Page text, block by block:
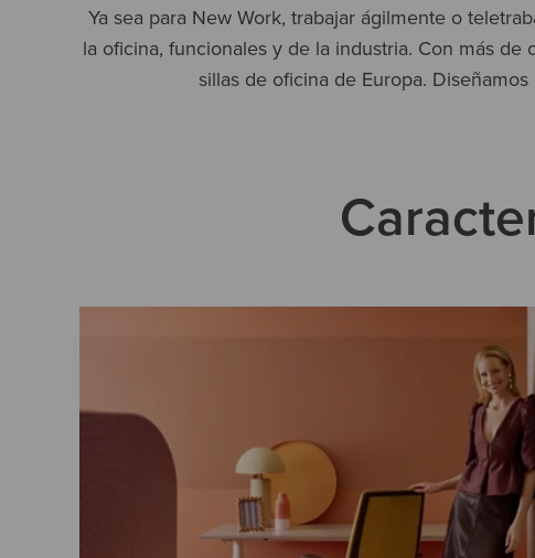
Ya sea para New Work, trabajar ágilmente o
la oficina, funcionales y de la industria. Con más
sillas de oficina de Europa.